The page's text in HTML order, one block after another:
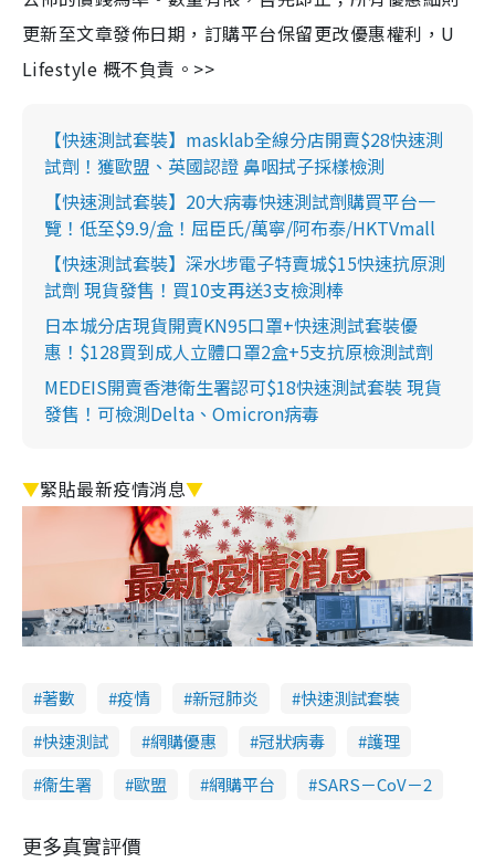
更新至文章發佈日期，訂購平台保留更改優惠權利，U
Lifestyle 概不負責。>>
【快速測試套裝】masklab全線分店開賣$28快速測
試劑！獲歐盟、英國認證 鼻咽拭子採樣檢測
【快速測試套裝】20大病毒快速測試劑購買平台一
覽！低至$9.9/盒！屈臣氏/萬寧/阿布泰/HKTVmall
【快速測試套裝】深水埗電子特賣城$15快速抗原測
試劑 現貨發售！買10支再送3支檢測棒
日本城分店現貨開賣KN95口罩+快速測試套裝優
惠！$128買到成人立體口罩2盒+5支抗原檢測試劑
MEDEIS開賣香港衛生署認可$18快速測試套裝 現貨
發售！可檢測Delta、Omicron病毒
▼緊貼最新疫情消息▼
著數 疫情 新冠肺炎
快速測試套裝
快速測試
網購優惠 冠狀病毒
護理
衞生署
歐盟 網購平台 SARS－CoV－2
更多真實評價